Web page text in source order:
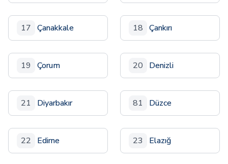
17 Çanakkale 18 Çankırı
19 Çorum 20 Denizli
21 Diyarbakır 81 Düzce
22 Edirne 23 Elazığ